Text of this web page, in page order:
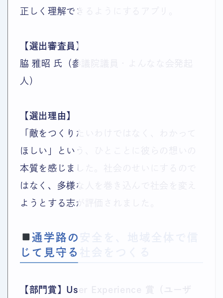
正しく理解できるようにするアプリ。
【選出審査員】
脇 雅昭 氏（参議院議員・よんなな会発起
人）
【選出理由】
「敵をつくりたいわけではなく、わかって
ほしい」という、ひとことに彼らの想いの
本質を感じました。社会のせいにするので
はなく、多様な人を巻き込んで社会を変え
ようとする志が評価されました。
通学路の安全を、地域全体で信
じて見守る社会をつくる
【部門賞】 User Experience 賞（ユーザ